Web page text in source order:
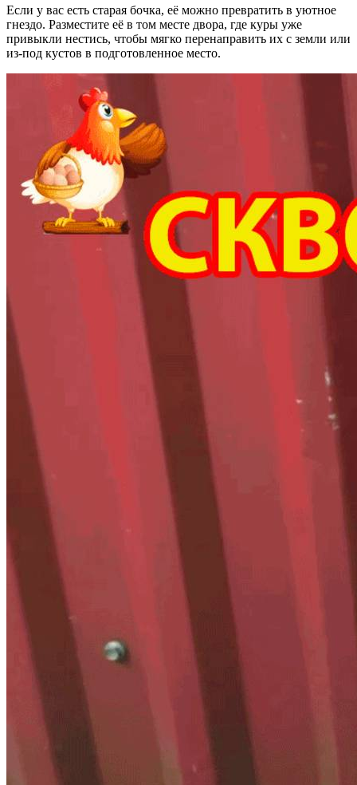
Если у вас есть старая бочка, её можно превратить в уютное
гнездо. Разместите её в том месте двора, где куры уже
привыкли нестись, чтобы мягко перенаправить их с земли или
из-под кустов в подготовленное место.